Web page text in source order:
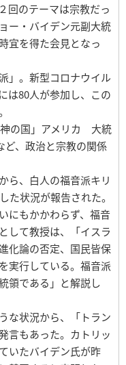
回のテーマは宗教だっ
ー・バイデン元副大統
宜を得た会見となっ
」。新型コロナウイル
は80人が参加し、この
の国」アメリカ 大統
ど、政治と宗教の関係
ら、白人の福音派キリ
た状況が報告された。
にもかかわらず、福音
して教授は、「イスラ
化論の否定、国民皆保
実行している。福音派
領である」と解説し
な状況から、「トラン
言もあった。カトリッ
いたバイデン氏が昨